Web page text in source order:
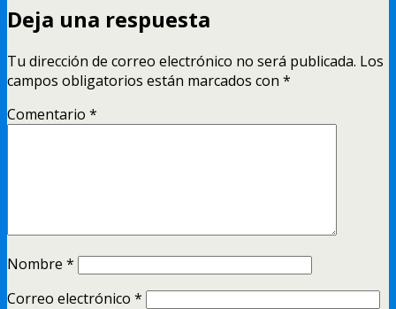
Deja una respuesta
Tu dirección de correo electrónico no será publicada. Los
campos obligatorios están marcados con *
Comentario *
Nombre *
Correo electrónico *